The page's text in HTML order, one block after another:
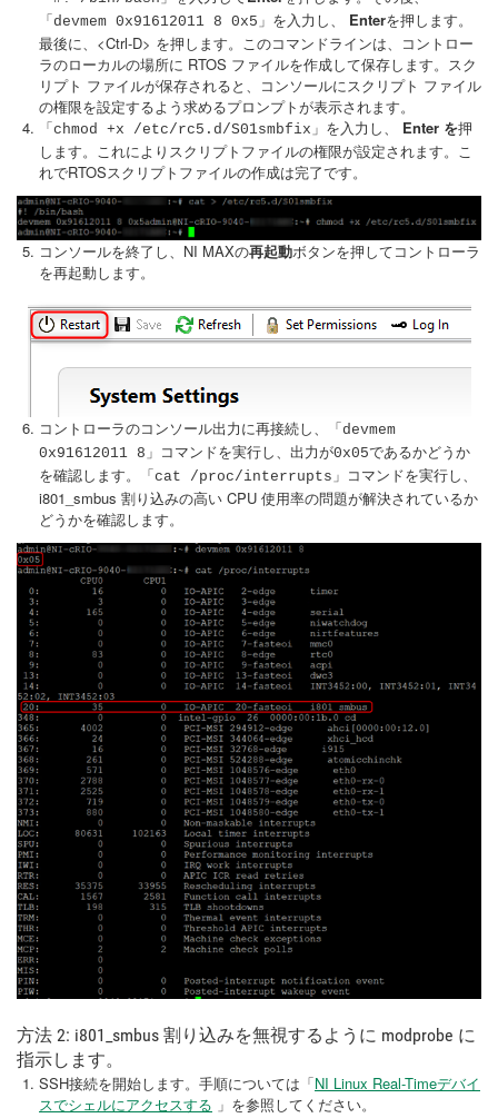
「devmem 0x91612011 8 0x5 」を入力し、 Enterを押します。
最後に、<Ctrl-D> を押します。このコマンドラインは、コントロー
ラのローカルの場所に RTOS ファイルを作成して保存します。スク
リプト ファイルが保存されると、コンソールにスクリプト ファイル
の権限を設定するよう求めるプロンプトが表示されます。
「chmod +x /etc/rc5.d/S01smbfix 」を入力し、 Enter を押
します。これによりスクリプトファイルの権限が設定されます。こ
れでRTOSスクリプトファイルの作成は完了です。
コンソールを終了し、NI MAXの再起動ボタンを押してコントローラ
を再起動します。
コントローラのコンソール出力に再接続し、
「devmem
0x91612011 8 」コマンドを実行し、出力が0x05であるかどうか
を確認します。
「cat /proc/interrupts 」コマンドを実行し、
i801_smbus 割り込みの高い CPU 使用率の問題が解決されているか
どうかを確認します。
方法 2: i801_smbus 割り込みを無視するように modprobe に
指示します。
SSH接続を開始します。手順については「NI Linux Real-Timeデバイ
スでシェルにアクセスする 」を参照してください。